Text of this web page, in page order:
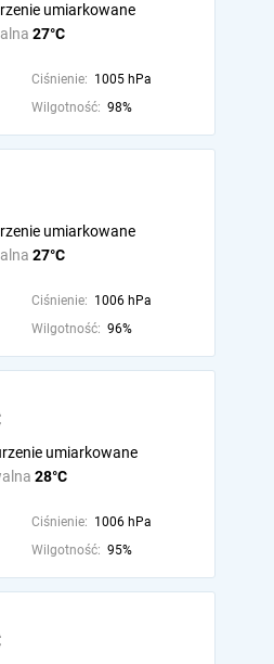
27°C
umiarkowane
Ciśnienie: 1005 hPa
Wilgotność: 98%
27°C
umiarkowane
Ciśnienie: 1006 hPa
Wilgotność: 96%
28°C
umiarkowane
Ciśnienie: 1006 hPa
Wilgotność: 95%